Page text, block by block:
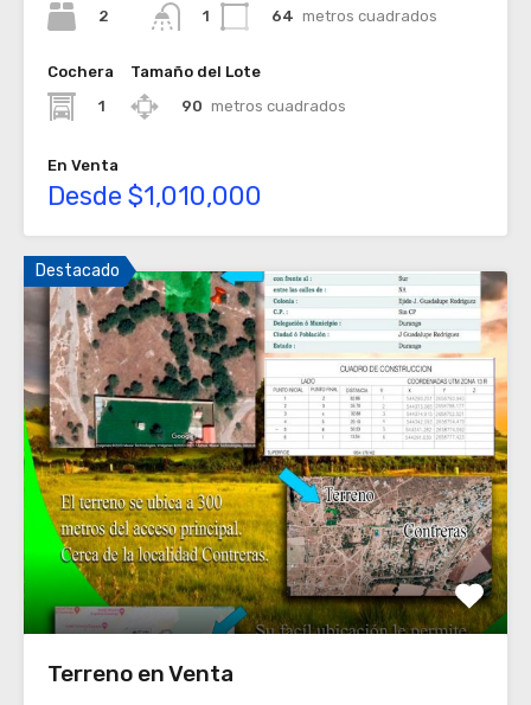
2
1
64 metros cuadrados
Cochera
1
Tamaño del Lote
90 metros cuadrados
En Venta
Desde $1,010,000
Destacado
Terreno en Venta